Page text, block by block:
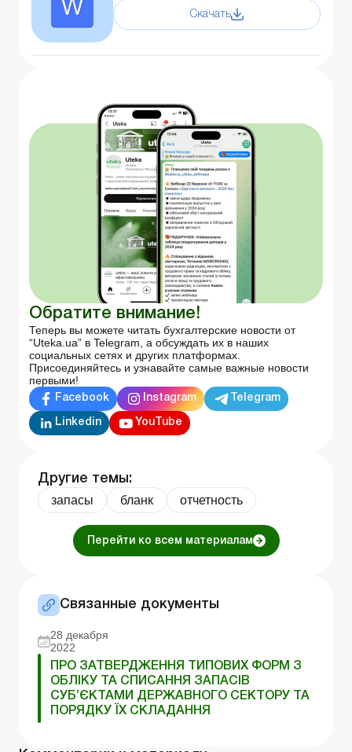
Скачать
Обратите внимание!
Теперь вы можете читать бухгалтерские новости от
“Uteka.ua” в Telegram, а обсуждать их в наших
социальных сетях и других платформах.
Присоединяйтесь и узнавайте самые важные новости
первыми!
Facebook Instagram Telegram
Linkedin YouTube
Другие темы:
запасы бланк отчетность
Перейти ко всем материалам
Связанные документы
28 декабря
2022
ПРО ЗАТВЕРДЖЕННЯ ТИПОВИХ ФОРМ З
ОБЛІКУ ТА СПИСАННЯ ЗАПАСІВ
СУБ’ЄКТАМИ ДЕРЖАВНОГО СЕКТОРУ ТА
ПОРЯДКУ ЇХ СКЛАДАННЯ